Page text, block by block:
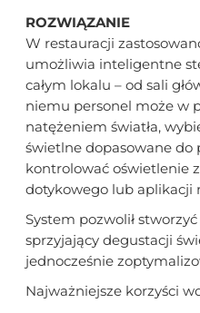
ROZWIĄZANIE
W restauracji
umożliwia inteligentne
całym lokalu – od sali
niemu personel może w
natężeniem światła,
świetlne dopasowane do
kontrolować oświetlenie
dotykowego lub aplikacji
System pozwolił
sprzyjający degustacji
jednocześnie
Najważniejsze korzyści